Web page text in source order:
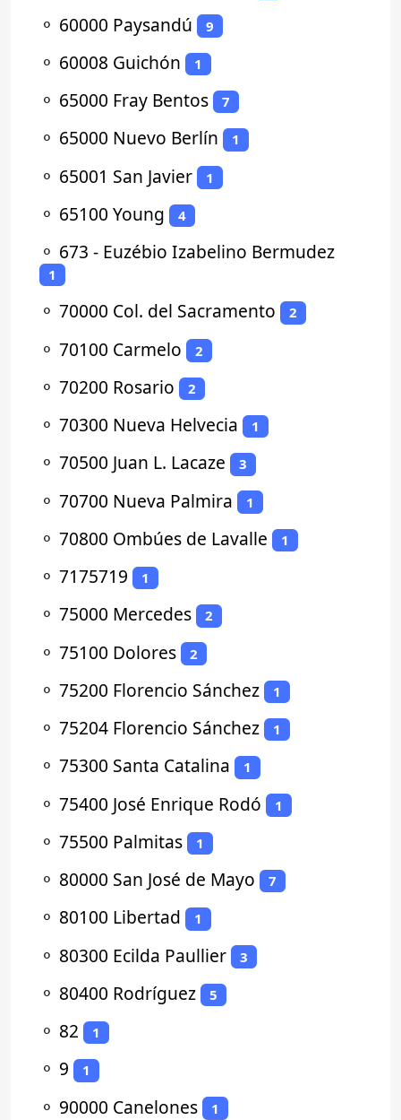
⚬ 60000 Paysandú 9
⚬ 60008 Guichón 1
⚬ 65000 Fray Bentos 7
⚬ 65000 Nuevo Berlín 1
⚬ 65001 San Javier 1
⚬ 65100 Young 4
⚬ 673 - Euzébio Izabelino Bermudez
1
⚬ 70000 Col. del Sacramento 2
⚬ 70100 Carmelo 2
⚬ 70200 Rosario 2
⚬ 70300 Nueva Helvecia 1
⚬ 70500 Juan L. Lacaze 3
⚬ 70700 Nueva Palmira 1
⚬ 70800 Ombúes de Lavalle 1
⚬ 7175719 1
⚬ 75000 Mercedes 2
⚬ 75100 Dolores 2
⚬ 75200 Florencio Sánchez 1
⚬ 75204 Florencio Sánchez 1
⚬ 75300 Santa Catalina 1
⚬ 75400 José Enrique Rodó 1
⚬ 75500 Palmitas 1
⚬ 80000 San José de Mayo 7
⚬ 80100 Libertad 1
⚬ 80300 Ecilda Paullier 3
⚬ 80400 Rodríguez 5
⚬ 82 1
⚬ 9 1
⚬ 90000 Canelones 1